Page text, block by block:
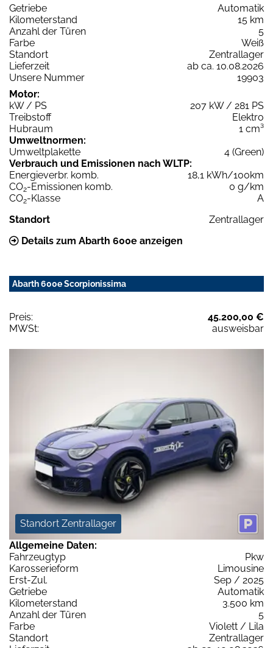
Getriebe
Automatik
Kilometerstand
15 km
Anzahl der Türen
5
Farbe
Weiß
Standort
Zentrallager
Lieferzeit
ab ca. 10.08.2026
Unsere Nummer
19903
Motor:
kW / PS
207 kW / 281 PS
Treibstoff
Elektro
Hubraum
1 cm³
Umweltnormen:
Umweltplakette
4 (Green)
Verbrauch und Emissionen nach WLTP:
Energieverbr. komb.
18,1 kWh/100km
CO2-Emissionen komb.
0 g/km
CO2-Klasse
A
Standort
Zentrallager
Details zum Abarth 600e anzeigen
Abarth 600e Scorpionissima
Preis:
45.200,00 €
MWSt:
ausweisbar
Standort Zentrallager
Allgemeine Daten:
Fahrzeugtyp
Pkw
Karosserieform
Limousine
Erst-Zul.
Sep / 2025
Getriebe
Automatik
Kilometerstand
3.500 km
Anzahl der Türen
5
Farbe
Violett / Lila
Standort
Zentrallager